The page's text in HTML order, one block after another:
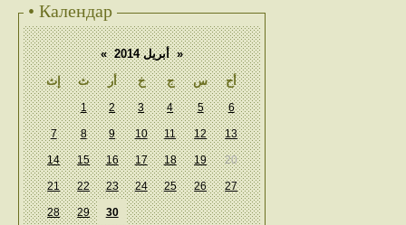
• Календар
« أبريل 2014 »
إث
ث أر خ ج س أح
1 2 3 4 5 6
7 8 9 10 11 12 13
14 15 16 17 18 19 20
21 22 23 24 25 26 27
28 29 30